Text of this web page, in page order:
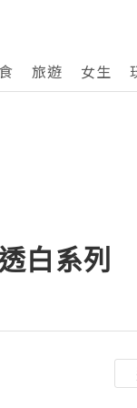
旅遊 女生
白系列